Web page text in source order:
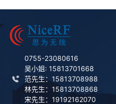
0755-23080616
吴小姐: 15813701668
范先生：15813708988
林先生：15813708868
宋先生：19192162070